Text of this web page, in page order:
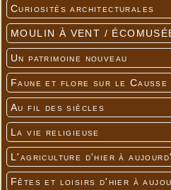
Curiosités architecturales
MOULIN À VENT /
Un patrimoine nouveau
Faune et flore sur le
Au fil des siècles
La vie religieuse
L'agriculture d'hier à
Fêtes et loisirs d'hier à